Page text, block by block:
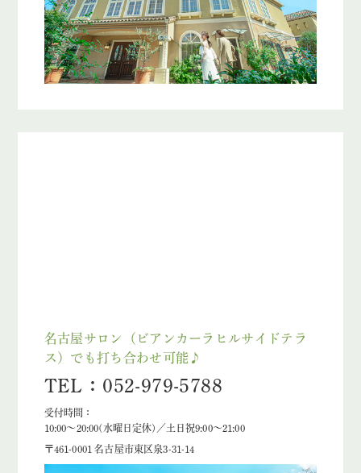
名古屋サロン（ビアンカーラヒルサイドテラ
ス）でも打ち合わせ可能♪
TEL：052-979-5788
受付時間：
10:00～20:00(水曜日定休)／土日祝9:00～21:00
〒461-0001 名古屋市東区泉3-31-14